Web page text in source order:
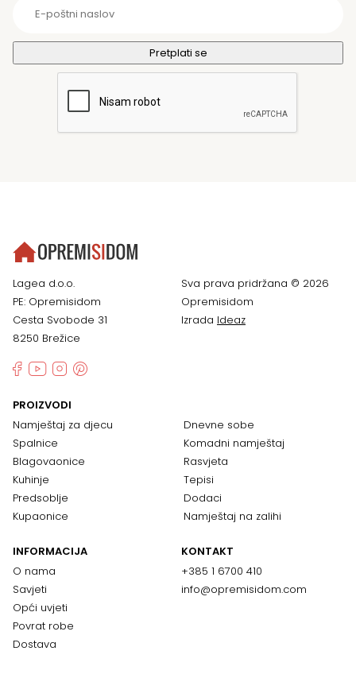
Lagea d.o.o.
PE: Opremisidom
Cesta Svobode 31
8250 Brežice
Sva prava pridržana © 2026
Opremisidom
Izrada Ideaz
PROIZVODI
Namještaj za djecu
Spalnice
Blagovaonice
Kuhinje
Predsoblje
Kupaonice
Dnevne sobe
Komadni namještaj
Rasvjeta
Tepisi
Dodaci
Namještaj na zalihi
INFORMACIJA
O nama
Savjeti
Opći uvjeti
Povrat robe
Dostava
KONTAKT
+385 1 6700 410
info@opremisidom.com